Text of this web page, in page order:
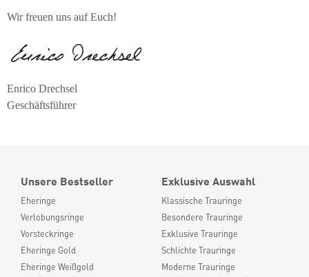
Wir freuen uns auf Euch!
Enrico Drechsel
Geschäftsführer
Unsere Bestseller
Eheringe
Verlobungsringe
Vorsteckringe
Eheringe Gold
Eheringe Weißgold
Exklusive Auswahl
Klassische Trauringe
Besondere Trauringe
Exklusive Trauringe
Schlichte Trauringe
Moderne Trauringe